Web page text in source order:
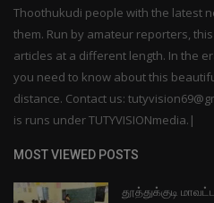
Thoothukudi people with the latest
them. Run by amateur reporters,
articles at a different length. In the
you need to know about this
distance. Contact us:
is runs under TUTYVISIONmedia.|
MOST VIEWED POSTS
தூத்துக்குடி